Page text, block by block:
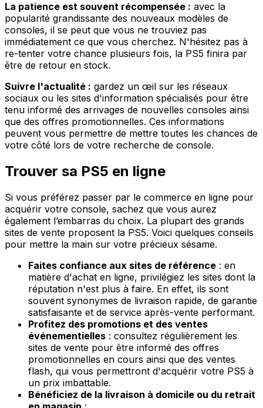
La patience est souvent récompensée : avec la
popularité grandissante des nouveaux modèles de
consoles, il se peut que vous ne trouviez pas
immédiatement ce que vous cherchez. N'hésitez pas à
re-tenter votre chance plusieurs fois, la PS5 finira par
être de retour en stock.
Suivre l'actualité : gardez un œil sur les réseaux
sociaux ou les sites d'information spécialisés pour être
tenu informé des arrivages de nouvelles consoles ainsi
que des offres promotionnelles. Ces informations
peuvent vous permettre de mettre toutes les chances de
votre côté lors de votre recherche de console.
Trouver sa PS5 en ligne
Si vous préférez passer par le commerce en ligne pour
acquérir votre console, sachez que vous aurez
également l’embarras du choix. La plupart des grands
sites de vente proposent la PS5. Voici quelques conseils
pour mettre la main sur votre précieux sésame.
Faites confiance aux sites de référence : en
matière d'achat en ligne, privilégiez les sites dont la
réputation n'est plus à faire. En effet, ils sont
souvent synonymes de livraison rapide, de garantie
satisfaisante et de service après-vente performant.
Profitez des promotions et des ventes
événementielles : consultez régulièrement les
sites de vente pour être informé des offres
promotionnelles en cours ainsi que des ventes
flash, qui vous permettront d'acquérir votre PS5 à
un prix imbattable.
Bénéficiez de la livraison à domicile ou du retrait